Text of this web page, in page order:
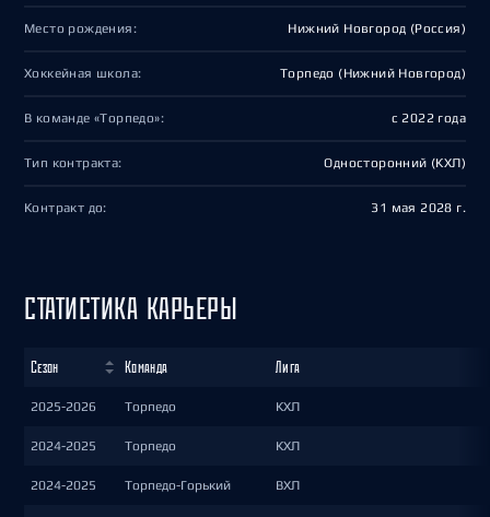
Место рождения: Нижний Новгород (Россия)
Хоккейная школа: Торпедо (Нижний Новгород)
В команде «Торпедо»: с 2022 года
Тип контракта: Односторонний (КХЛ)
Контракт до: 31 мая 2028 г.
СТАТИСТИКА КАРЬЕРЫ
Сезон Команда Лига
2025-2026 Торпедо КХЛ
2024-2025 Торпедо КХЛ
2024-2025 Торпедо-Горький ВХЛ